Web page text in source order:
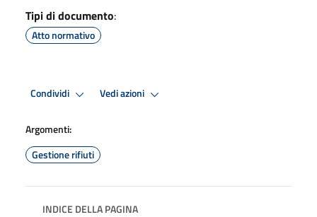
Tipi di documento:
Atto normativo
Condividi Vedi azioni
Argomenti:
Gestione rifiuti
INDICE DELLA PAGINA